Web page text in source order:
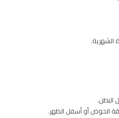
الشهرية.
البطن.
الحوض أو أسفل الظهر.